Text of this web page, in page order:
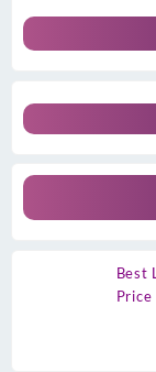
Best
Price